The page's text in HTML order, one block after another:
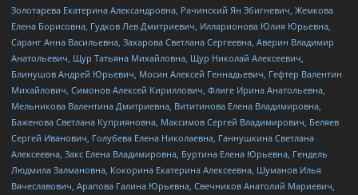
Золотарева Екатерина Александровна, Рачинский Ян Збигневич, Жемкова
Елена Борисовна, Гудков Лев Дмитриевич, Илларионова Юлия Юрьевна,
Саранг Анна Васильевна, Захарова Светлана Сергеевна, Аверин Владимир
Анатольевич, Щур Татьяна Михайловна, Щур Николай Алексеевич,
Блинушов Андрей Юрьевич, Мосин Алексей Геннадьевич, Гефтер Валентин
Михайлович, Симонов Алексей Кириллович, Флиге Ирина Анатольевна,
Мельникова Валентина Дмитриевна, Вититинова Елена Владимировна,
Баженова Светлана Куприяновна, Максимов Сергей Владимирович, Беляев
Сергей Иванович, Голубева Елена Николаевна, Ганнушкина Светлана
Алексеевна, Закс Елена Владимировна, Буртина Елена Юрьевна, Гендель
Людмила Залмановна, Кокорина Екатерина Алексеевна, Шуманов Илья
Вячеславович, Арапова Галина Юрьевна, Свечников Анатолий Мариевич,